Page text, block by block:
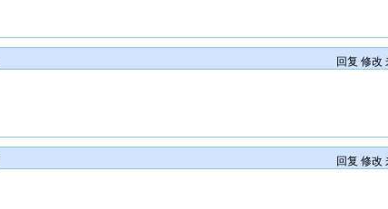
回复 修改
回复 修改